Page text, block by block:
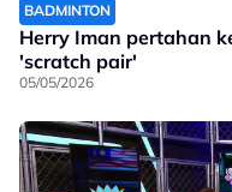
BADMINTON
Herry Iman pertahan
'scratch pair'
05/05/2026